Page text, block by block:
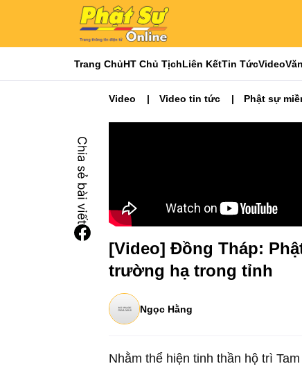
Trang ChủHT Chủ TịchLiên KếtTin TứcVideo
Video Video tin tức Phật sự
[Video] Đồng Tháp:
trường hạ trong tỉnh
Ngọc Hằng
Nhằm thể hiện tinh thần hộ trì